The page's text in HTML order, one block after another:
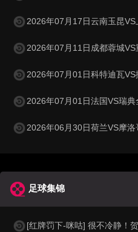
2026年07月17日云南玉昆VS上
2026年07月11日成都蓉城VS重庆
2026年07月01日科特迪瓦
2026年07月01日法国VS瑞
2026年06月30日荷兰VS摩
足球集锦
[红牌罚下-咪咕] 很不冷静！贺惯解